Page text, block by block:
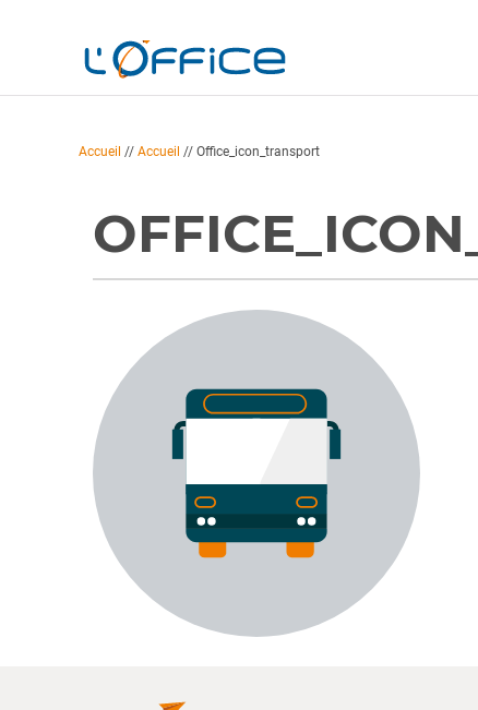
Accueil // Accueil // Office_icon_transport